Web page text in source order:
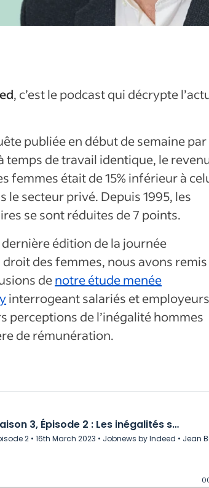
, c’est le podcast qui décrypte
publiée en début de semaine par
à temps de travail identique, le
femmes était de 15% inférieur à
le secteur privé. Depuis 1995, les
se sont réduites de 7 points.
dernière édition de la journée
des femmes, nous avons
denotre étude menée
interrogeant salariés et
perceptions de l’inégalité hommes
de rémunération.